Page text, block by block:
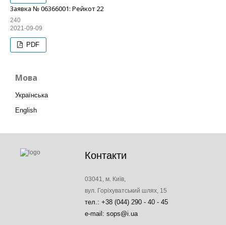
Заявка № 06366001: Рейкот 22
240
2021-09-09
PDF
Мова
Українська
English
Контакти
03041, м. Київ,
вул. Горіхуватський шлях, 15
тел.: +38 (044) 290 - 40 - 45
e-mail: sops@i.ua